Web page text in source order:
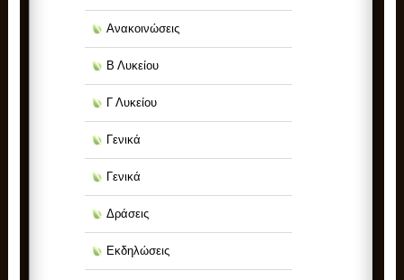
Ανακοινώσεις
Β Λυκείου
Γ Λυκείου
Γενικά
Γενικά
Δράσεις
Εκδηλώσεις